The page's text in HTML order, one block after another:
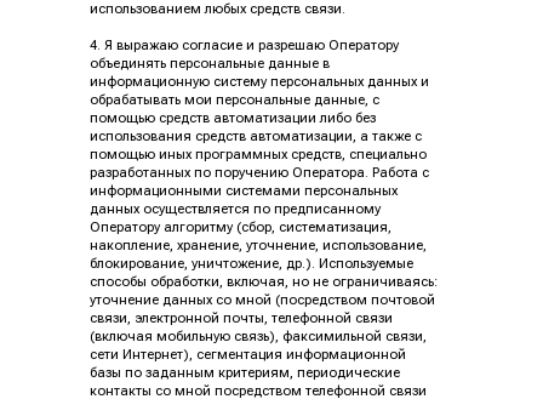
использованием любых средств связи.
4. Я выражаю согласие и разрешаю Оператору
объединять персональные данные в
информационную систему персональных данных и
обрабатывать мои персональные данные, с
помощью средств автоматизации либо без
использования средств автоматизации, а также с
помощью иных программных средств, специально
разработанных по поручению Оператора. Работа с
информационными системами персональных
данных осуществляется по предписанному
Оператору алгоритму (сбор, систематизация,
накопление, хранение, уточнение, использование,
блокирование, уничтожение, др.). Используемые
способы обработки, включая, но не ограничиваясь:
уточнение данных со мной (посредством почтовой
связи, электронной почты, телефонной связи
(включая мобильную связь), факсимильной связи,
сети Интернет), сегментация информационной
базы по заданным критериям, периодические
контакты со мной посредством телефонной связи